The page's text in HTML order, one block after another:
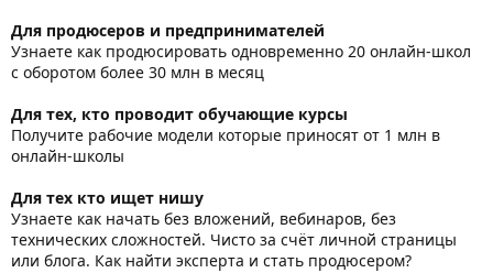
Для продюсеров и предпринимателей
Узнаете как продюсировать одновременно 20 онлайн-школ
с оборотом более 30 млн в месяц
Для тех, кто проводит обучающие курсы
Получите рабочие модели которые приносят от 1 млн в
онлайн-школы
Для тех кто ищет нишу
Узнаете как начать без вложений, вебинаров, без
технических сложностей. Чисто за счёт личной страницы
или блога. Как найти эксперта и стать продюсером?